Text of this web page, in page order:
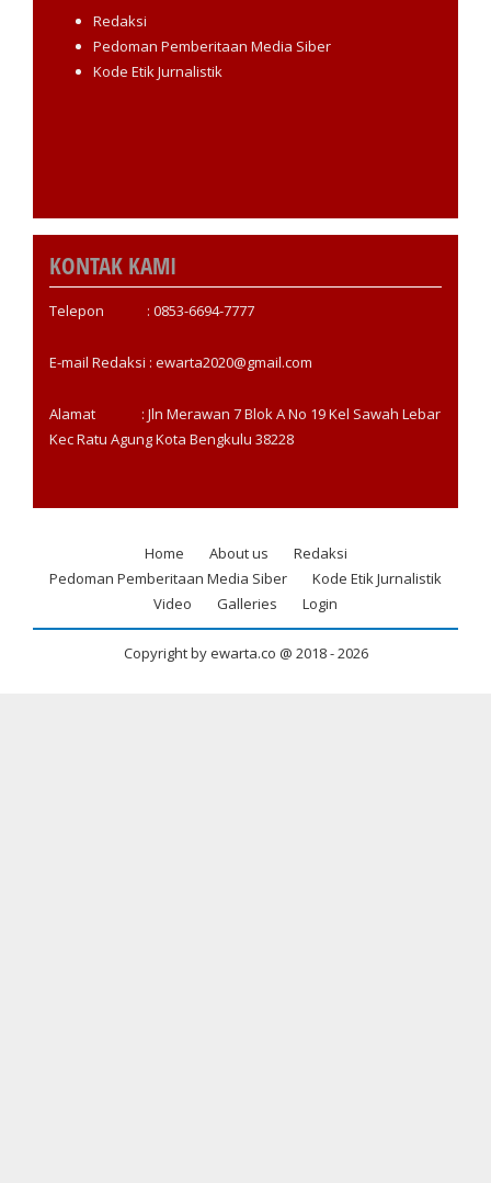
Redaksi
Pedoman Pemberitaan Media Siber
Kode Etik Jurnalistik
KONTAK KAMI
Telepon : 0853-6694-7777
E-mail Redaksi : ewarta2020@gmail.com
Alamat : Jln Merawan 7 Blok A No 19 Kel Sawah Lebar
Kec Ratu Agung Kota Bengkulu 38228
Footer
Home About us
Redaksi
Pedoman Pemberitaan Media Siber
Kode Etik Jurnalistik
Video
Galleries Login
Copyright by ewarta.co @ 2018 -2026